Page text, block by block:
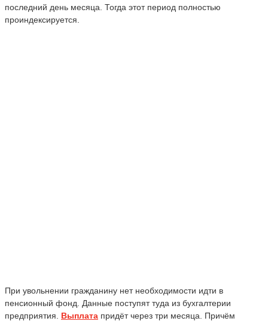
последний день месяца. Тогда этот период полностью
проиндексируется
При увольнении гражданину нет необходимости идти в
пенсионный фонд. Данные поступят туда из бухгалтерии
предприятия. Выплата придёт через три месяца. Причём